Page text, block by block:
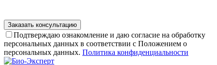
Подтверждаю ознакомление и даю согласие на обработку
персональных данных в соответствии с Положением о
персональных данных. Политика конфиденциальности